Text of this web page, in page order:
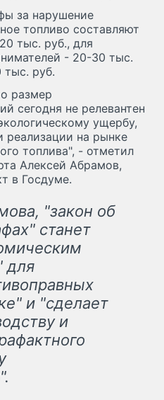
за нарушение
топливо составляют
тыс. руб., для
- 20-30 тыс.
тыс. руб.
размер
сегодня не релевантен
ущербу,
реализации на рынке
топлива", - отметил
Алексей Абрамов,
в Госдуме.
"закон об
станет
для
и "сделает
и